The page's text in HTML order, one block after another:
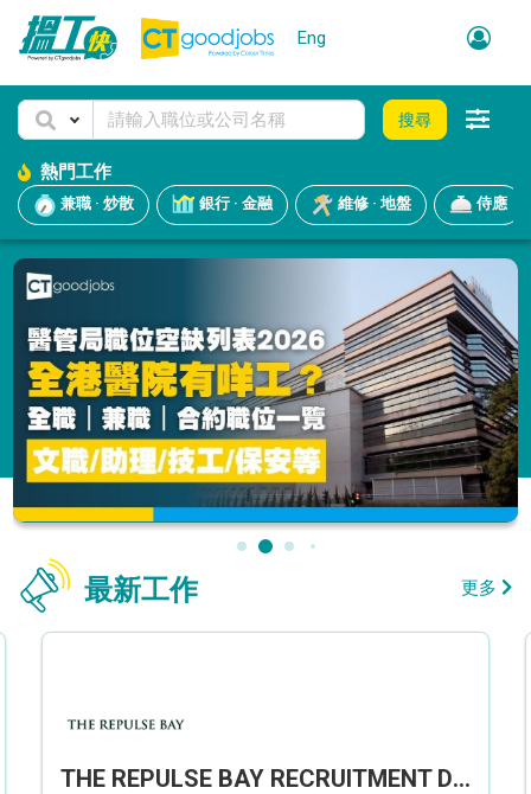
Eng
搜尋
熱門工作
兼職 · 炒散 銀行 · 金融 維修 · 地盤 侍應
最新工作 更多
THE REPULSE BAY RECRUITMENT DAY 淺水灣影灣園人才招聘會